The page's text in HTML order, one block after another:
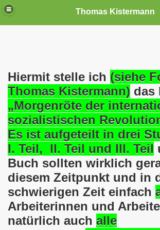
Thomas Kistermann
Hiermit stelle ich (siehe
Thomas Kistermann) das
„Morgenröte der
sozialistischen
Es ist aufgeteilt in drei
I. Teil, II. Teil und III. Teil
Buch sollten wirklich
diesem Zeitpunkt und in
schwierigen Zeit einfach
Arbeiterinnen und
natürlich auch alle
Ideen und Anregungen!
jeweils am 01.09.1991 (21
Todzy hat acht Kinder - sehen
Gelsenkirchen-Buer mit der
Bewegung steht mit voller Solidarität